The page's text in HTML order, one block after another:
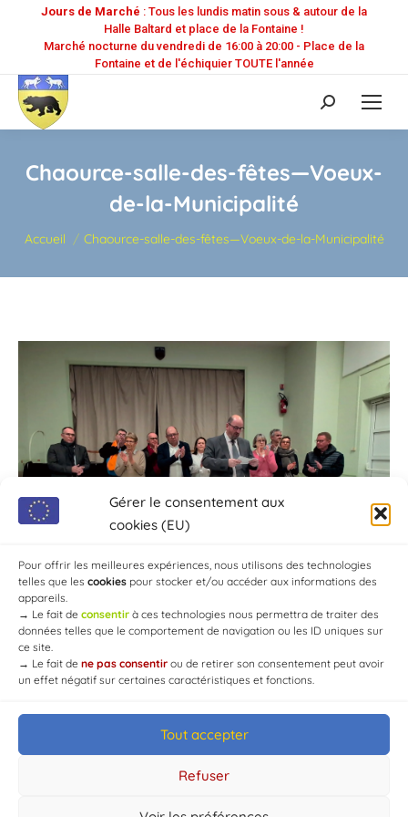
Gérer le consentement aux
cookies (EU)
Pour offrir les meilleures expériences, nous utilisons des technologies
telles que les cookies pour stocker et/ou accéder aux informations des
appareils.
→ Le fait de consentir à ces technologies nous permettra de traiter des
données telles que le comportement de navigation ou les ID uniques sur
ce site.
→ Le fait de ne pas consentir ou de retirer son consentement peut avoir
un effet négatif sur certaines caractéristiques et fonctions.
Tout accepter
Refuser
Jours de Marché : Tous les lundis matin sous & autour de la
Halle Baltard et place de la Fontaine !
Marché nocturne du vendredi de 16:00 à 20:00 - Place de la
Fontaine et de l'échiquier TOUTE l'année
Recherche
:
Chaource-salle-des-fêtes—Voeux-
de-la-Municipalité
Vous êtes ici :
Accueil Chaource-salle-des-fêtes—Voeux-de-la-Municipalité
© Mairie de Chaource [2004-2024] | Tous droits réservés.
Developed byWEB3-DESIGN